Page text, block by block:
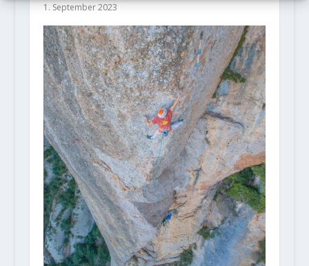
1. September 2023